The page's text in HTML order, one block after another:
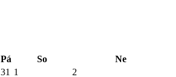
Pá So
Ne
31 1 2